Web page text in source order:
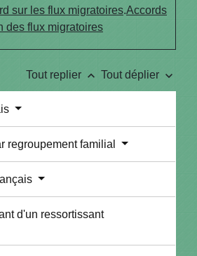
sur les flux migratoires.Accords
des flux migratoires
Tout replier keyboard_arrow_up Tout déplier keyboard_arrow_down
regroupement familial
d'un ressortissant